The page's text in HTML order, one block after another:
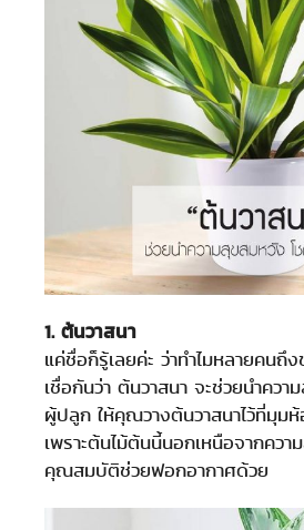
1. ต้นวาสนา
แค่ชื่อก็รู้เลยค่ะ ว่าทำไมหลายคน
เชื่อกันว่า ต้นวาสนา จะช่วยนำควา
ผู้ปลูก ให้คุณวางต้นวาสนาไว้ที่มุม
เพราะต้นไม้ต้นนี้นอกเหนือจากคว
คุณสมบัติช่วยฟอกอากาศด้วย